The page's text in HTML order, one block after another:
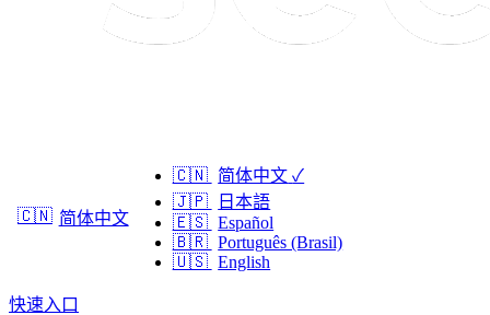
🇨🇳 简体中文
🇨🇳 简体中文 ✓
🇯🇵
日本語
🇪🇸 Español
🇧🇷 Português (Brasil)
🇺🇸 English
快速入口